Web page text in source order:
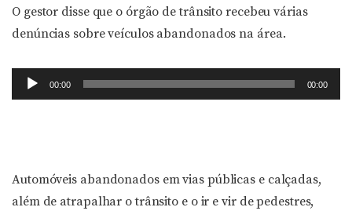
O gestor disse que o órgão de trânsito recebeu várias
denúncias sobre veículos abandonados na área.
Tocador
de
00:00 00:00
Automóveis abandonados em vias públicas e calçadas,
além de atrapalhar o trânsito e o ir e vir de pedestres,